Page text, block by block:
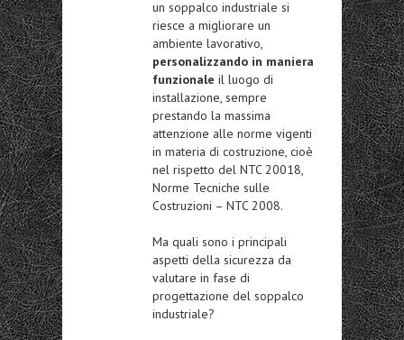
un soppalco industriale si
riesce a migliorare un
ambiente lavorativo,
personalizzando in maniera
funzionale il luogo di
installazione, sempre
prestando la massima
attenzione alle norme vigenti
in materia di costruzione, cioè
nel rispetto del NTC 20018,
Norme Tecniche sulle
Costruzioni – NTC 2008.
Ma quali sono i principali
aspetti della sicurezza da
valutare in fase di
progettazione del soppalco
industriale?